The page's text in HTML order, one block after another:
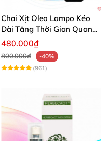
Chai Xịt Oleo Lampo Kéo
Dài Tăng Thời Gian Quan
Hệ Chính Hãng
480.000₫
800.000₫
-40%
(961)